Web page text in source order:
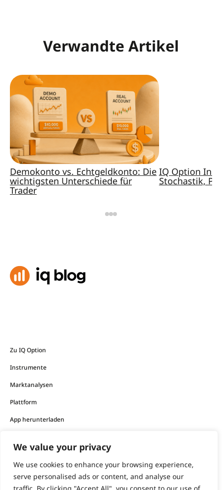
We value your privacy
We use cookies to enhance your browsing experience,
serve personalised ads or content, and analyse our
Verwandte Artikel
Demokonto vs. Echtgeldkonto: Die
wichtigsten Unterschiede für
Trader
IQ Option
Stochastik,
Zu IQ Option
Instrumente
Marktanalysen
Plattform
App herunterladen
Die von dem Unternehmen angebotenen Finanzprodukte
sind mit einem hohen Risiko verbunden und können zum
Verlust Ihres gesamten Kapitals führen.